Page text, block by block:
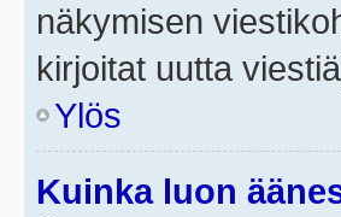
näkymisen
kirjoitat uutta
Ylös
Kuinka luon